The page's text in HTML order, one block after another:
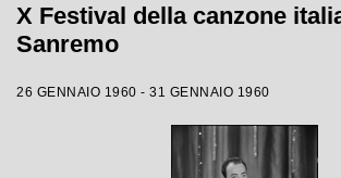
X Festival della canzone
Sanremo
26 GENNAIO 1960 - 31 GENNAIO 1960